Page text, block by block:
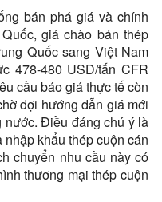
bán phá giá và chính
giá chào bán thép
Quốc sang Việt Nam
478-480 USD/tấn CFR
cầu báo giá thực tế còn
đợi hướng dẫn giá mới
nước. Điều đáng chú ý là
khẩu thép cuộn cán
chuyển nhu cầu này có
thương mại thép cuộn